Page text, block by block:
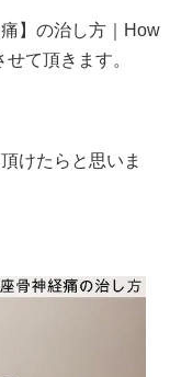
】の治し方｜How
て頂きます。
けたらと思いま